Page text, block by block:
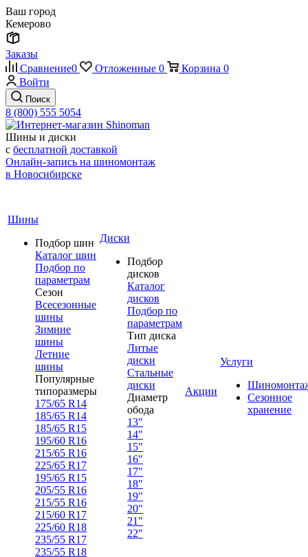
Ваш город
Кемерово
Заказы
Сравнение0 Отложенные 0 Корзина 0
Войти
Поиск
8 (800) 555 5054
Шины и диски
с бесплатной доставкой
Онлайн-запись на шиномонтаж
в Новосибирске
Шины
Подбор шин
Каталог шин
Подбор по
параметрам
Сезон
Всесезонные
шины
Зимние
шины
Летние
шины
Популярные
типоразмеры
175/65 R14
185/65 R14
185/65 R15
195/60 R16
215/65 R16
225/65 R17
195/65 R15
205/55 R16
215/55 R16
215/60 R17
225/60 R18
235/55 R17
235/55 R18
Диски
Подбор
дисков
Каталог
дисков
Подбор по
параметрам
Тип диска
Литые
диски
Стальные
диски
Диаметр
обода
13"
14"
15"
16"
17"
18"
19"
20"
21"
22"
Акции
Услуги
Сезонное
хранение